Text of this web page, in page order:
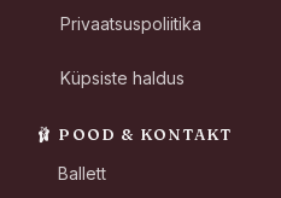
Privaatsuspoliitika
Küpsiste haldus
🩰 POOD & KONTAKT
Ballett